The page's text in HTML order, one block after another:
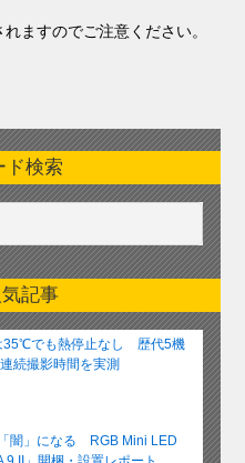
ますのでご注意ください。
ド検索
記事
35℃でも熱停止なし 歴代5機
続撮影時間を実測
闇」になる RGB Mini LED